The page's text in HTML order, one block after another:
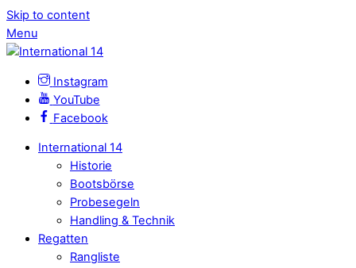
Skip to content
Menu
Instagram
YouTube
Facebook
International 14
Historie
Bootsbörse
Probesegeln
Handling & Technik
Regatten
Rangliste